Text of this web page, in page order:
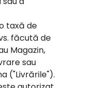
taxă de
făcută de
Magazin,
sau
("Livrările").